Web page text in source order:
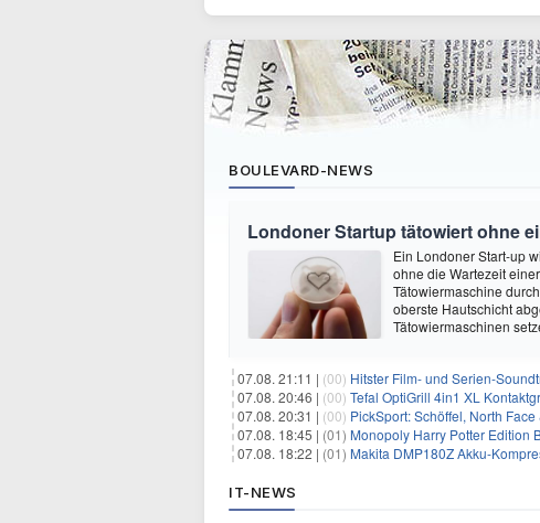
BOULEVARD-NEWS
Londoner Startup tätowiert ohne
Ein Londoner Start-up
ohne die Wartezeit
Tätowiermaschine
oberste Hautschicht
Tätowiermaschinen
07.08. 21:11 | (00) Hitster Film- und Serien-
07.08. 20:46 | (00) Tefal OptiGrill 4in1 XL
07.08. 20:31 | (00) PickSport: Schöffel, North
07.08. 18:45 | (01) Monopoly Harry Potter Edition
07.08. 18:22 | (01) Makita DMP180Z Akku-
IT-NEWS